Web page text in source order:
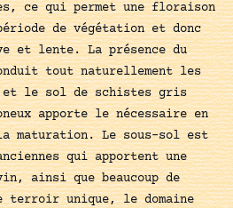
ce qui permet une floraison
de végétation et donc
et lente. La présence du
tout naturellement les
le sol de schistes gris
apporte le nécessaire en
maturation. Le sous-sol est
qui apportent une
ainsi que beaucoup de
terroir unique, le domaine